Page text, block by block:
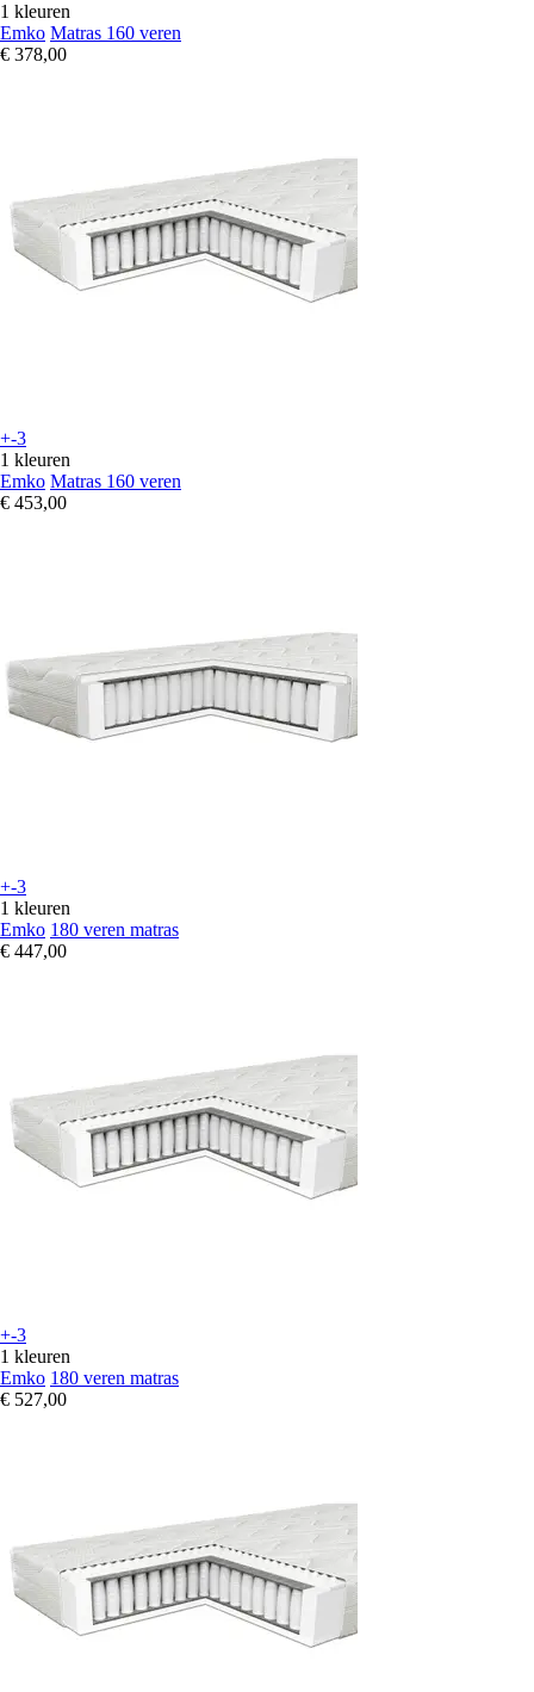
1 kleuren
Emko Matras 160 veren
€ 378,00
+-3
1 kleuren
Emko Matras 160 veren
€ 453,00
+-3
1 kleuren
Emko 180 veren matras
€ 447,00
+-3
1 kleuren
Emko 180 veren matras
€ 527,00